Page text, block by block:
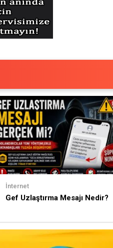
İnternet
Gef Uzlaştırma Mesajı Nedir?